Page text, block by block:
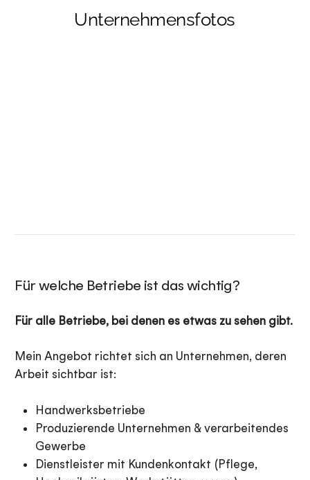
Für welche Betriebe ist das wichtig?
Für alle Betriebe, bei denen es etwas zu sehen gibt.
Mein Angebot richtet sich an Unternehmen, deren
Arbeit sichtbar ist:
Handwerksbetriebe
Produzierende Unternehmen & verarbeitendes
Gewerbe
Dienstleister mit Kundenkontakt (Pflege,